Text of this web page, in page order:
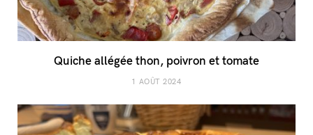
Quiche allégée thon, poivron et tomate
1 AOÛT 2024